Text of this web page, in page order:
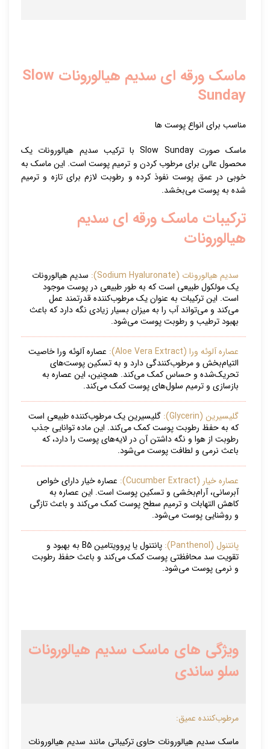
ماسک ورقه ای سدیم هیالورونات Slow
Sunday
مناسب برای انواع پوست ها
ماسک صورت Slow Sunday با ترکیب سدیم هیالورونات یک
محصول عالی برای مرطوب کردن و ترمیم پوست است. این ماسک به
خوبی در عمق پوست نفوذ کرده و رطوبت لازم برای تازه و ترمیم
شده به پوست می‌بخشد.
ترکیبات ماسک ورقه ای سدیم
هیالورونات
سدیم هیالورونات (Sodium Hyaluronate):
سدیم هیالورونات
یک مولکول طبیعی است که به طور طبیعی در پوست موجود
است. این ترکیبات به عنوان یک مرطوب‌کننده قدرتمند عمل
می‌کند و می‌تواند آب را به میزان بسیار زیادی نگه دارد که باعث
بهبود ترطیب و رطوبت پوست می‌شود.
عصاره آلوئه ورا (Aloe Vera Extract):
عصاره آلوئه ورا خاصیت
التیام‌بخش و مرطوب‌کنندگی دارد و به تسکین پوست‌های
تحریک‌شده و حساس کمک می‌کند. همچنین، این عصاره به
بازسازی و ترمیم سلول‌های پوست کمک می‌کند.
گلیسیرین (Glycerin):
گلیسیرین یک مرطوب‌کننده طبیعی است
که به حفظ رطوبت پوست کمک می‌کند. این ماده توانایی جذب
رطوبت از هوا و نگه داشتن آن در لایه‌های پوست را دارد، که
باعث نرمی و لطافت پوست می‌شود.
عصاره خیار (Cucumber Extract):
عصاره خیار دارای خواص
آبرسانی، آرام‌بخشی و تسکین پوست است. این عصاره به
کاهش التهابات و ترمیم سطح پوست کمک می‌کند و باعث تازگی
و روشنایی پوست می‌شود.
پانتنول (Panthenol):
پانتنول یا پروویتامین B5 به بهبود و
تقویت سد محافظتی پوست کمک می‌کند و باعث حفظ رطوبت
و نرمی پوست می‌شود.
ویژگی های ماسک سدیم هیالورونات
سلو ساندی
مرطوب‌کننده عمیق:
ماسک سدیم هیالورونات حاوی ترکیباتی مانند سدیم هیالورونات